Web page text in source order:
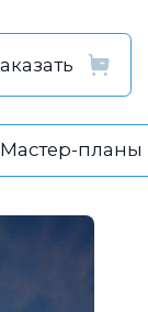
Мастер-планы